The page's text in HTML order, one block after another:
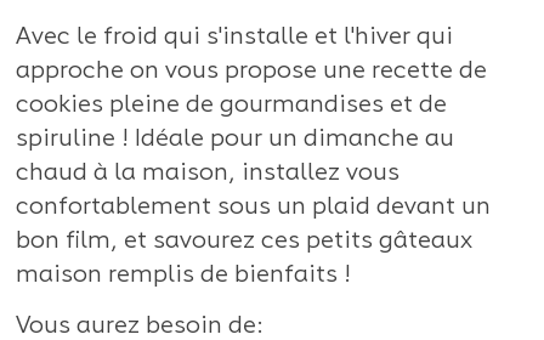
Avec le froid qui s'installe et l'hiver qui
approche on vous propose une recette de
cookies pleine de gourmandises et de
spiruline ! Idéale pour un dimanche au
chaud à la maison, installez vous
confortablement sous un plaid devant un
bon film, et savourez ces petits gâteaux
maison remplis de bienfaits !
Vous aurez besoin de: